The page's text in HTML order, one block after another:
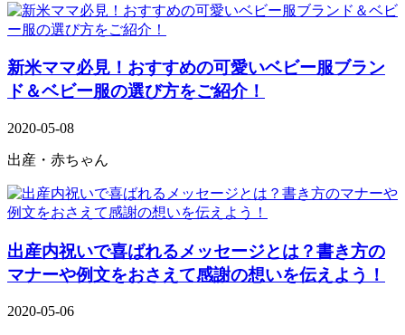
新米ママ必見！おすすめの可愛いベビー服ブラン
ド＆ベビー服の選び方をご紹介！
2020-05-08
出産・赤ちゃん
出産内祝いで喜ばれるメッセージとは？書き方の
マナーや例文をおさえて感謝の想いを伝えよう！
2020-05-06